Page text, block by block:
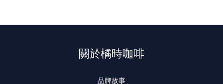
關於橘時咖啡
品牌故事